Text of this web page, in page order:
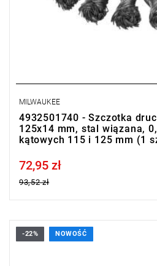
MILWAUKEE
4932501740 - Szczotka
125x14 mm, stal wiązana,
kątowych 115 i 125 mm (1
Price tax included
72,95 zł
93,52 zł
-22% NOWOŚĆ